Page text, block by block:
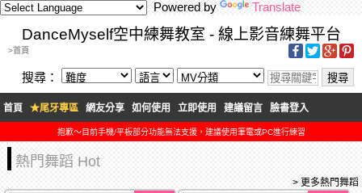
Powered by Translate
DanceMyself空中練舞教室 - 線上影音練舞平台
>首頁
搜尋：
首頁 ★尾牙專區 網友分享 如何使用 立即使用 建議留言 臉書登入
抱歉～目前手機/平板部分功能無法支援，建議使用筆電或PC進行練習
熱門舞蹈 Hot
> 更多熱門舞蹈